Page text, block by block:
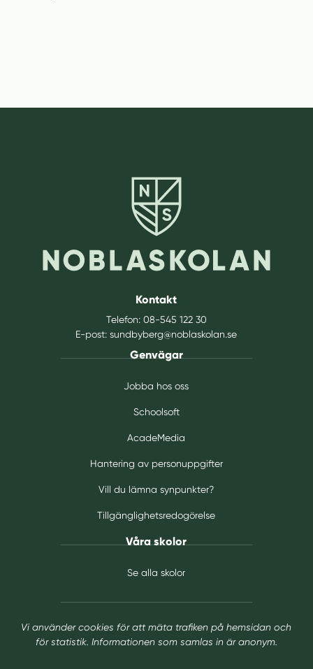
Kontakt
Telefon: 08-545 122 30
E-post:sundbyberg@noblaskolan.se
Genvägar
Jobba hos oss
Schoolsoft
AcadeMedia
Hantering av personuppgifter
Vill du lämna synpunkter?
Tillgänglighetsredogörelse
Våra skolor
Se alla skolor
Vi använder cookies för att mäta trafiken på hemsidan och
för statistik. Informationen som samlas in är anonym.